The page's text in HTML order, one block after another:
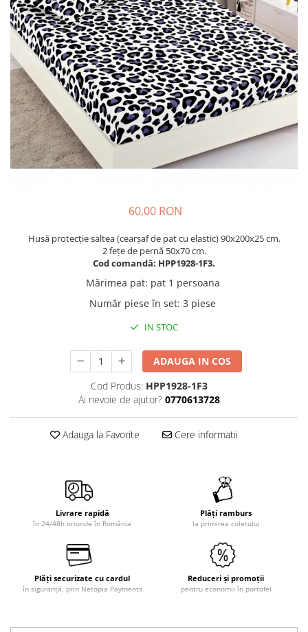
Cuverturi bumbac
Cuverturi catifea
Huse de protecție
Huse de protectie pat finet
Huse de protecție scaun
Prosoape
Prosoape de baie
Electrocasnice
Cântare electronice
60,00 RON
Husă protecție saltea (cearșaf de pat cu elastic) 90x200x25 cm.
2 fețe de pernă 50x70 cm.
Cod comandă: HPP1928-1F3.
Mărimea pat: pat 1 persoana
Număr piese în set: 3 piese
IN STOC
ADAUGA IN COS
Cod Produs: HPP1928-1F3
Ai nevoie de ajutor? 0770613728
Adauga la Favorite Cere informatii
Livrare rapidă
în 24/48h oriunde în România
Plăți ramburs
la primirea coletului
Plăți securizate cu cardul
în siguranță, prin Netopia Payments
Reduceri și promoții
pentru economii în portofel